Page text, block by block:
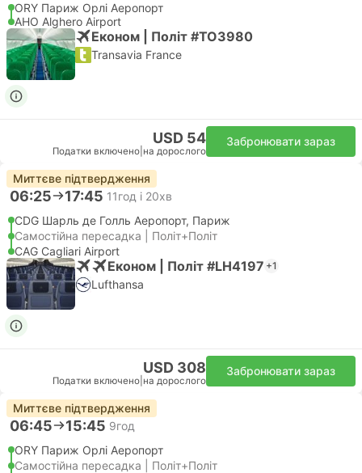
ORY Париж Орлі Аеропорт
AHO Alghero Airport
Економ | Політ #TO3980
Transavia France
USD 54
Податки включено на дорослого
Забронювати зараз
Миттєве підтвердження
06:25 17:45 11год і 20хв
CDG Шарль де Голль Аеропорт, Париж
Самостійна пересадка | Політ+Політ
CAG Cagliari Airport
Економ | Політ #LH4197 +1
Lufthansa
USD 308
Податки включено на дорослого
Забронювати зараз
Миттєве підтвердження
06:45 15:45 9год
ORY Париж Орлі Аеропорт
Самостійна пересадка | Політ+Політ